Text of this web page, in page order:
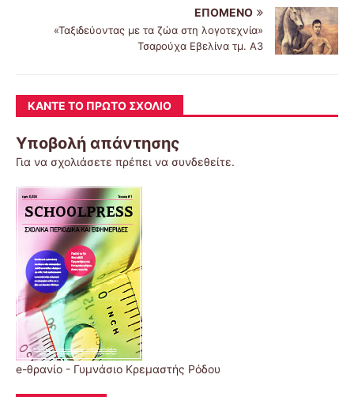
ΕΠΌΜΕΝΟ
«Ταξιδεύοντας με τα ζώα στη λογοτεχνία»
Τσαρούχα Εβελίνα τμ. Α3
ΚΆΝΤΕ ΤΟ ΠΡΏΤΟ ΣΧΌΛΙΟ
Υποβολή απάντησης
Για να σχολιάσετε πρέπει να συνδεθείτε.
e-θρανίο - Γυμνάσιο Κρεμαστής Ρόδου